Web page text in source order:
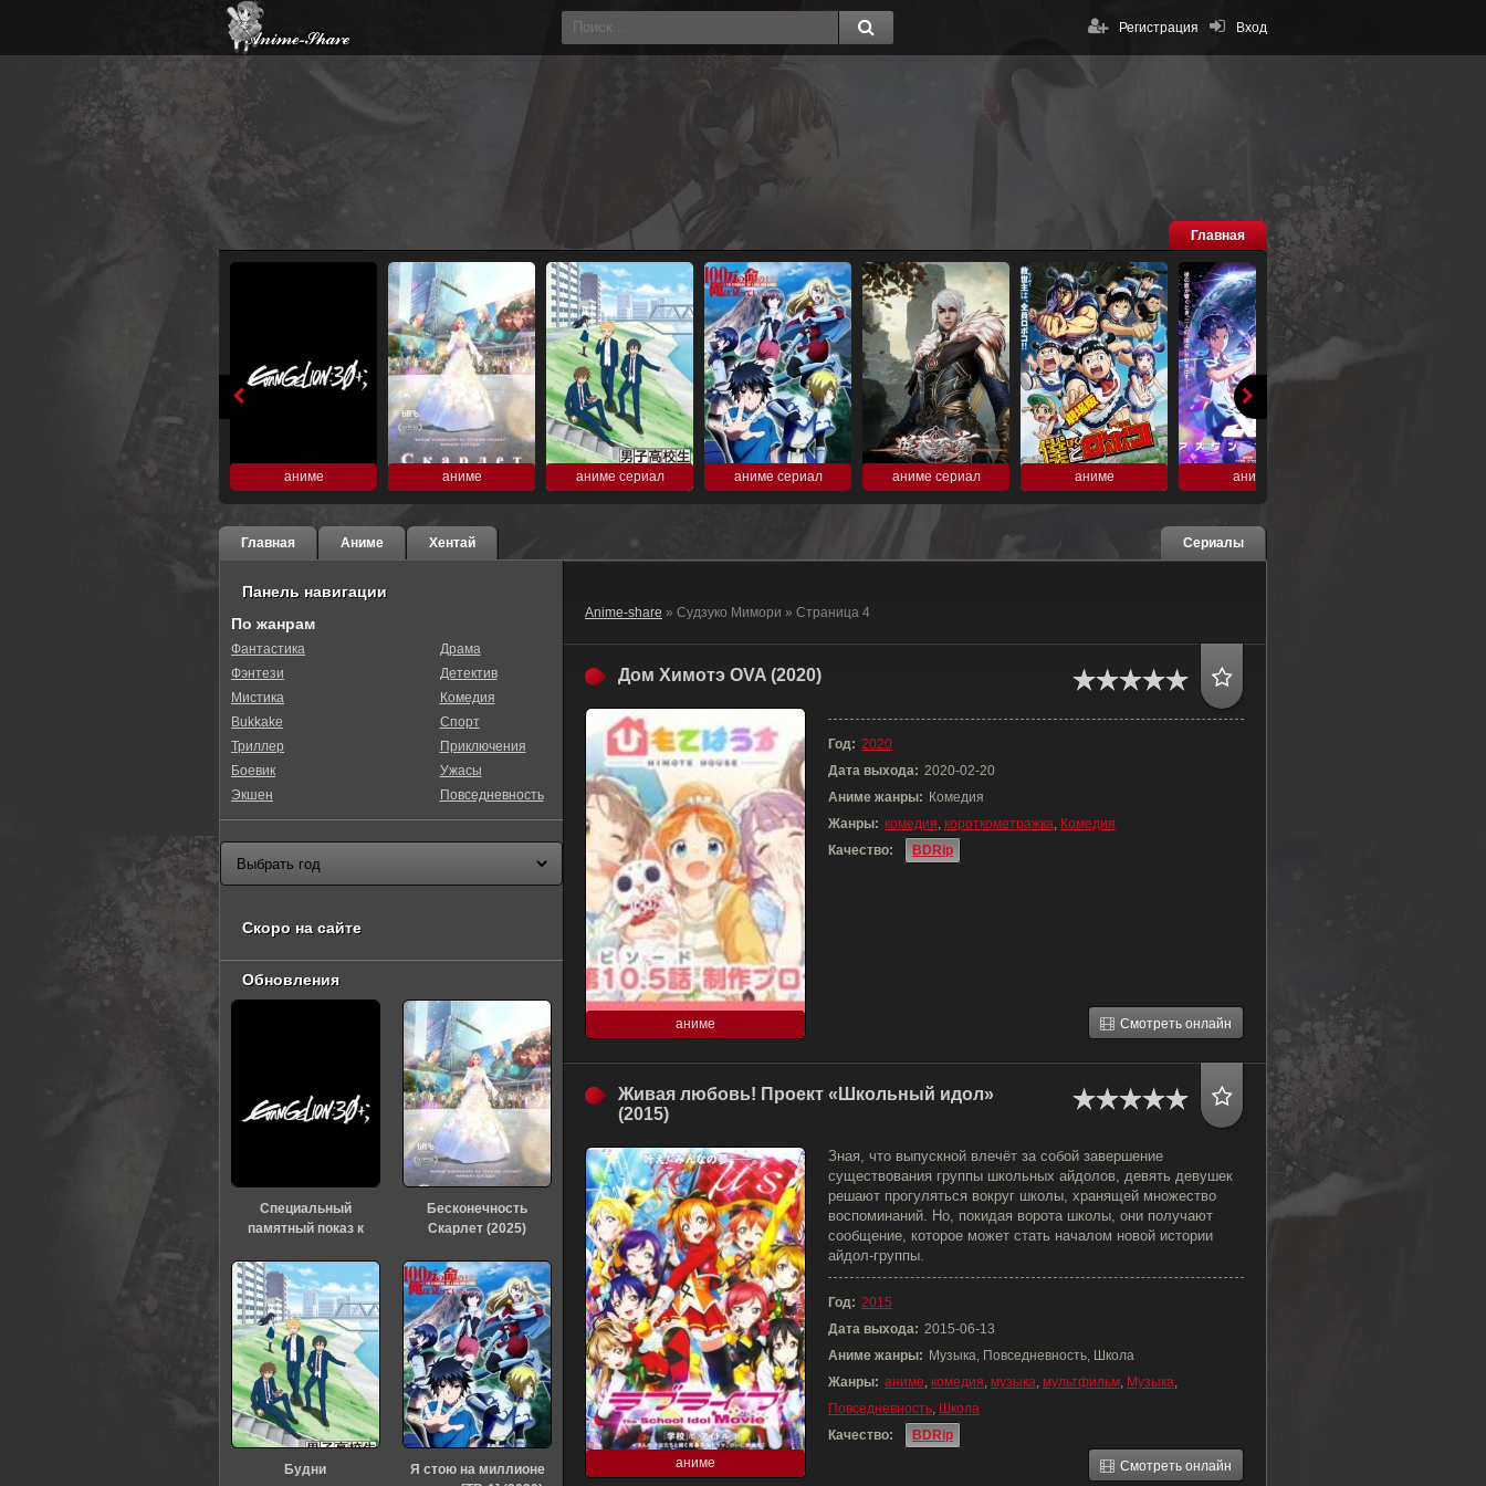
Вход
Регистрация
Главная
аниме аниме аниме сериал аниме сериал аниме сериал аниме аниме
Главная Аниме Хентай Сериалы
Anime-share » Судзуко Мимори » Страница 4
Дом Химотэ OVA (2020)
аниме
Год: 2020
Дата выхода: 2020-02-20
Аниме жанры: Комедия
Жанры: комедия, короткометражка, Комедия
Качество:
BDRip
Смотреть онлайн
Живая любовь! Проект «Школьный идол»
(2015)
аниме
Зная, что выпускной влечёт за собой завершение
существования группы школьных айдолов, девять девушек
решают прогуляться вокруг школы, хранящей множество
воспоминаний. Но, покидая ворота школы, они получают
сообщение, которое может стать началом новой истории
айдол-группы.
Год: 2015
Дата выхода: 2015-06-13
Аниме жанры: Музыка, Повседневность, Школа
Жанры: аниме, комедия, музыка, мультфильм, Музыка,
Повседневность, Школа
Качество:
BDRip
Смотреть онлайн
Панель навигации
По жанрам
Фантастика
Фэнтези
Мистика
Bukkake
Триллер
Боевик
Экшен
Драма
Детектив
Комедия
Спорт
Приключения
Ужасы
Повседневность
Скоро на сайте
Обновления
Специальный
памятный показ к
«Евангелиона» (2026)
Бесконечность
Скарлет (2025)
Будни
Я стою на миллионе